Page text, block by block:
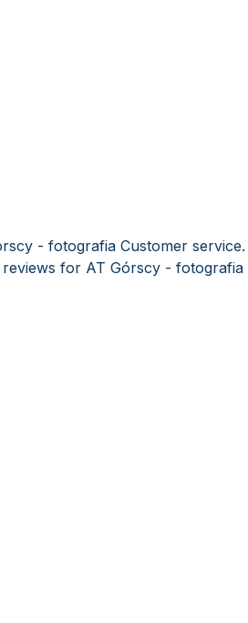
- fotografia Customer
for AT Górscy - fotografia